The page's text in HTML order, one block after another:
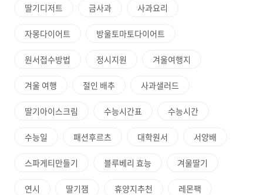
딸기디저트 금사과 사과요리
자몽다이어트 방울토마토다이어트
원서접수방법 정시지원 겨울여행지
겨울 여행 절인 배추 사과샐러드
딸기아이스크림 수능시간표 수능시간
수능일 패션후르츠 대학원서 서양배
스파게티만들기 블루베리 효능 겨울딸기
연시 딸기잼 휴양지추천 레몬팩